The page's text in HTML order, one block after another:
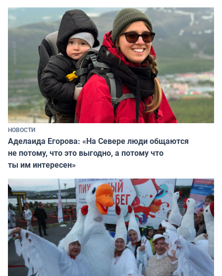
НОВОСТИ
Аделаида Егорова: «На Севере люди общаются
не потому, что это выгодно, а потому что
ты им интересен»